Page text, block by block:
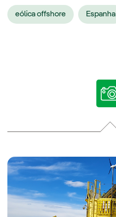
eólica offshore Espanha